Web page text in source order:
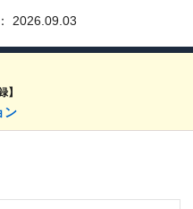
2026.09.03
】
ン